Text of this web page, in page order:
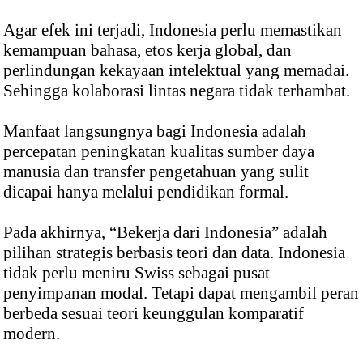
Agar efek ini terjadi, Indonesia perlu memastikan
kemampuan bahasa, etos kerja global, dan
perlindungan kekayaan intelektual yang memadai.
Sehingga kolaborasi lintas negara tidak terhambat.
Manfaat langsungnya bagi Indonesia adalah
percepatan peningkatan kualitas sumber daya
manusia dan transfer pengetahuan yang sulit
dicapai hanya melalui pendidikan formal.
Pada akhirnya, “Bekerja dari Indonesia” adalah
pilihan strategis berbasis teori dan data. Indonesia
tidak perlu meniru Swiss sebagai pusat
penyimpanan modal. Tetapi dapat mengambil peran
berbeda sesuai teori keunggulan komparatif
modern.